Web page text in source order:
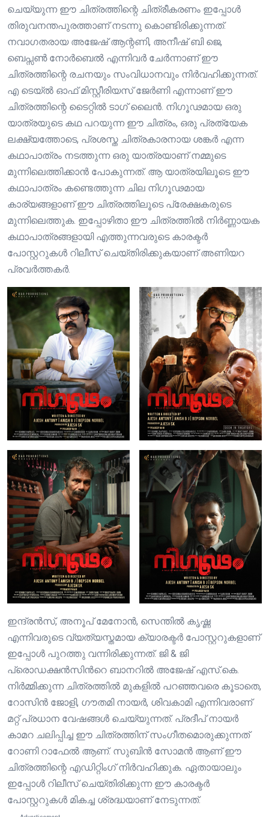
ചെയ്യുന്ന ഈ ചിത്രത്തിന്റെ ചിത്രീകരണം ഇപ്പോൾ
തിരുവനന്തപുരത്താണ് നടന്നു കൊണ്ടിരിക്കുന്നത്.
നവാഗതരായ അജേഷ് ആന്റണി, അനീഷ് ബി ജെ,
ബെപ്സൺ നോർബെൽ എന്നിവർ ചേർന്നാണ് ഈ
ചിത്രത്തിന്റെ രചനയും സംവിധാനവും നിർവഹിക്കുന്നത്.
എ ടെയ്ൽ ഓഫ് മിസ്റ്റീരിയസ് ജേർണി എന്നാണ് ഈ
ചിത്രത്തിന്റെ ടൈറ്റിൽ ടാഗ് ലൈൻ. നിഗൂഢമായ ഒരു
യാത്രയുടെ കഥ പറയുന്ന ഈ ചിത്രം, ഒരു പ്രത്യേക
ലക്ഷ്യത്തോടെ, പ്രശസ്ത ചിത്രകാരനായ ശങ്കർ എന്ന
കഥാപാത്രം നടത്തുന്ന ഒരു യാത്രയാണ് നമ്മുടെ
മുന്നിലെത്തിക്കാൻ പോകുന്നത്. ആ യാത്രയിലൂടെ ഈ
കഥാപാത്രം കണ്ടെത്തുന്ന ചില നിഗൂഢമായ
കാര്യങ്ങളാണ് ഈ ചിത്രത്തിലൂടെ പ്രേക്ഷകരുടെ
മുന്നിലെത്തുക. ഇപ്പോഴിതാ ഈ ചിത്രത്തിൽ നിർണ്ണായക
കഥാപാത്രങ്ങളായി എത്തുന്നവരുടെ കാരക്ടർ
പോസ്റ്ററുകൾ റിലീസ് ചെയ്തിരിക്കുകയാണ് അണിയറ
പ്രവർത്തകർ.
ഇന്ദ്രൻസ്, അനൂപ് മേനോൻ, സെന്തിൽ കൃഷ്ണ
എന്നിവരുടെ വ്യത്യസ്തമായ ക്യാരക്ടർ പോസ്റ്ററുകളാണ്
ഇപ്പോൾ പുറത്തു വന്നിരിക്കുന്നത്. ജി & ജി
പ്രൊഡക്ഷൻസിന്‍റെ ബാനറിൽ അജേഷ് എസ്.കെ.
നിർമ്മിക്കുന്ന ചിത്രത്തില്‍ മുകളിൽ പറഞ്ഞവരെ കൂടാതെ,
റോസിൻ ജോളി, ഗൗതമി നായർ, ശിവകാമി എന്നിവരാണ്
മറ്റ് പ്രധാന വേഷങ്ങൾ ചെയ്യുന്നത്. പ്രദീപ് നായർ
കാമറ ചലിപ്പിച്ച ഈ ചിത്രത്തിന് സംഗീതമൊരുക്കുന്നത്
റോണി റാഫേൽ ആണ്. സുബിൻ സോമൻ ആണ് ഈ
ചിത്രത്തിന്റെ എഡിറ്റിംഗ് നിർവഹിക്കുക. ഏതായാലും
ഇപ്പോൾ റിലീസ് ചെയ്തിരിക്കുന്ന ഈ കാരക്ടർ
പോസ്റ്ററുകൾ മികച്ച ശ്രദ്ധയാണ് നേടുന്നത്.